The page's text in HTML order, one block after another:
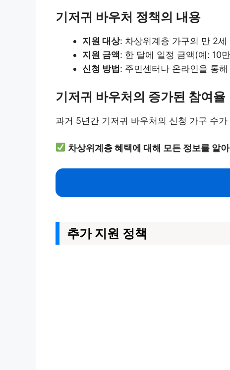
기저귀 바우처 정책의 내용
지원 대상: 차상위계층 가구의 만 2세
지원 금액: 한 달에 일정 금액(예: 10
신청 방법: 주민센터나 온라인을 통
기저귀 바우처의 증가된 참여율
과거 5년간 기저귀 바우처의 신청 가구 수
차상위계층 혜택에 대해 모든 정보를 알
추가 지원 정책